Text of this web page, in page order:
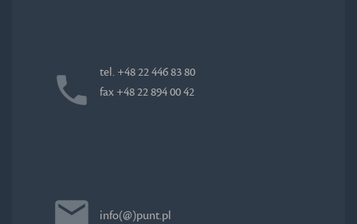
tel. +48 22 446 83 80
fax +48 22 894 00 42
info(@)punt.pl